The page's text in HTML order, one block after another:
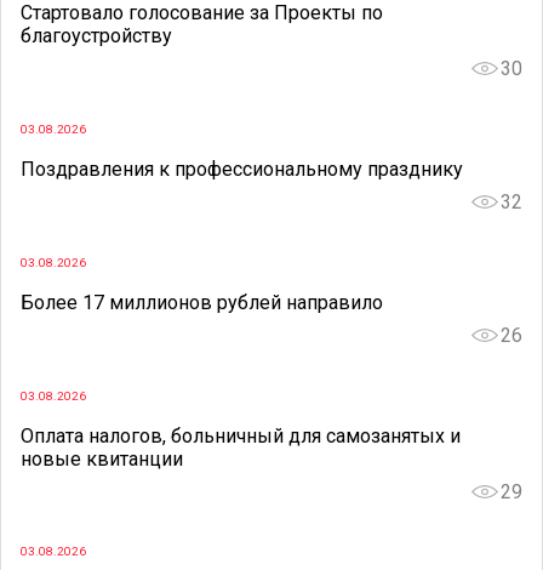
Стартовало голосование за Проекты по
благоустройству
30
03.08.2026
Поздравления к профессиональному празднику
32
03.08.2026
Более 17 миллионов рублей направило
26
03.08.2026
Оплата налогов, больничный для самозанятых и
новые квитанции
29
03.08.2026